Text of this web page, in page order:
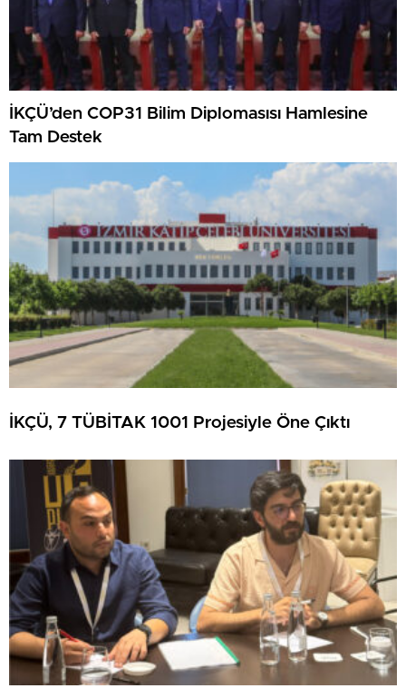
İKÇÜ’den COP31 Bilim Diplomasısı Hamlesine
Tam Destek
İKÇÜ, 7 TÜBİTAK 1001 Projesiyle Öne Çıktı